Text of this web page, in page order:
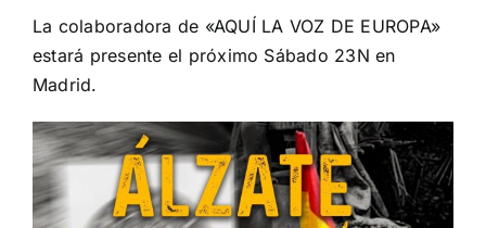
La colaboradora de «AQUÍ LA VOZ DE EUROPA»
estará presente el próximo Sábado 23N en
Madrid.